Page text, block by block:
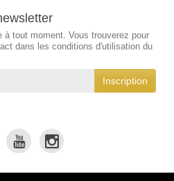
à tout moment. Vous trouverez pour
dans les conditions d'utilisation du